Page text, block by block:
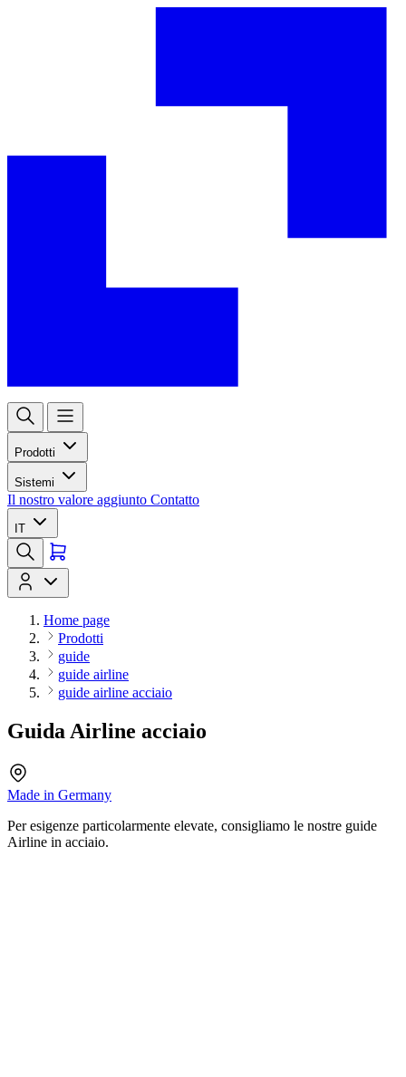
Prodotti
Sistemi
Il nostro valore aggiunto Contatto
IT
Home page
Prodotti
guide
guide airline
guide airline acciaio
Guida Airline acciaio
Made in Germany
Per esigenze particolarmente elevate, consigliamo le nostre guide
Airline in acciaio.